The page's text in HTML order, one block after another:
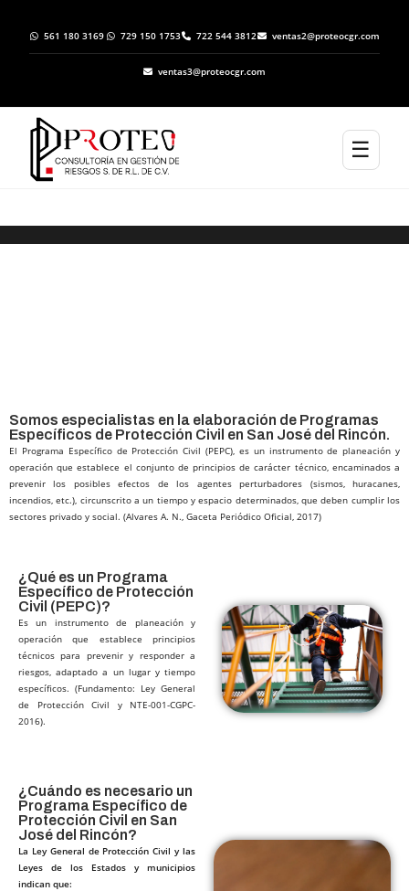
561 180 3169 729 150 1753 722 544 3812 ventas2@proteocgr.com
ventas3@proteocgr.com
☰
Somos especialistas en la elaboración de Programas
Específicos de Protección Civil en San José del Rincón.
El Programa Específico de Protección Civil (PEPC), es un instrumento de planeación y
operación que establece el conjunto de principios de carácter técnico, encaminados a
prevenir los posibles efectos de los agentes perturbadores (sismos, huracanes,
incendios, etc.), circunscrito a un tiempo y espacio determinados, que deben cumplir los
sectores privado y social. (Alvares A. N., Gaceta Periódico Oficial, 2017)
¿Qué es un Programa
Específico de Protección
Civil (PEPC)?​
Es un instrumento de planeación y
operación que establece principios
técnicos para prevenir y responder a
riesgos, adaptado a un lugar y tiempo
específicos. (Fundamento: Ley General
de Protección Civil y NTE-001-CGPC-
2016).
¿Cuándo es necesario un
Programa Específico de
Protección Civil en San
José del Rincón?​
La Ley General de Protección Civil y las
Leyes de los Estados y municipios
indican que: